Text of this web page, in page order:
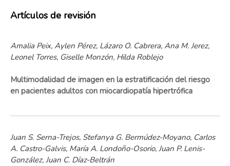
Artículos de revisión
Amalia Peix, Aylen Pérez, Lázaro O. Cabrera, Ana M. Jerez,
Leonel Torres, Giselle Monzón, Hilda Roblejo
Multimodalidad de imagen en la estratificación del riesgo
en pacientes adultos con miocardiopatía hipertrófica
Juan S. Serna-Trejos, Stefanya G. Bermúdez-Moyano, Carlos
A. Castro-Galvis, María A. Londoño-Osorio, Juan P. Lenis-
González, Juan C. Díaz-Beltrán